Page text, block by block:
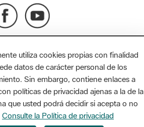
Edifici Llacuna, 1a planta. Badajoz, 49.
022 428 / xarxaparcs@diba.cat
utiliza cookies propias con finalidad
datos de carácter personal de los
Sin embargo, contiene enlaces a
políticas de privacidad ajenas a la de la
que usted podrá decidir si acepta o no
Consulte la Política de privacidad